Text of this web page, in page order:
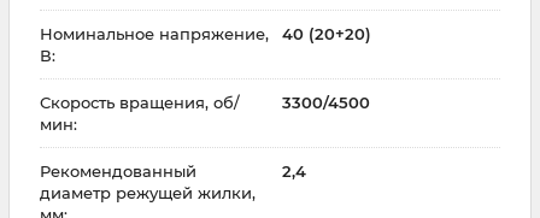
Номинальное напряжение,
В:
40 (20+20)
Скорость вращения, об/
мин:
3300/4500
Рекомендованный
диаметр режущей жилки,
2,4